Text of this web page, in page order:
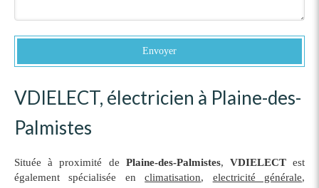
Envoyer
VDIELECT, électricien à Plaine-des-
Palmistes
Située à proximité de Plaine-des-Palmistes, VDIELECTest
également spécialisée enclimatisation, electricité générale,